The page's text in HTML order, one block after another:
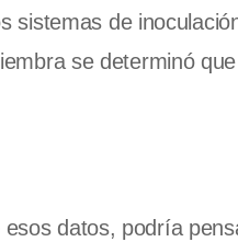
sistemas de
se determinó
datos, podría